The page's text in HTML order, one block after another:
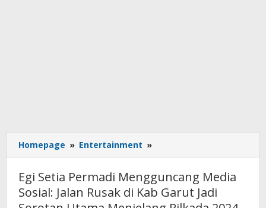
Homepage » Entertainment »
Setia
Mengguncang
Media
Egi Setia Permadi Mengguncang Media
Sosial: Jalan Rusak di Kab Garut Jadi